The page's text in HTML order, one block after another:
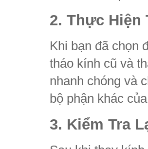
2. Thực Hiện
Khi bạn đã chọn
tháo kính cũ và
nhanh chóng và
bộ phận khác
3. Kiểm Tra